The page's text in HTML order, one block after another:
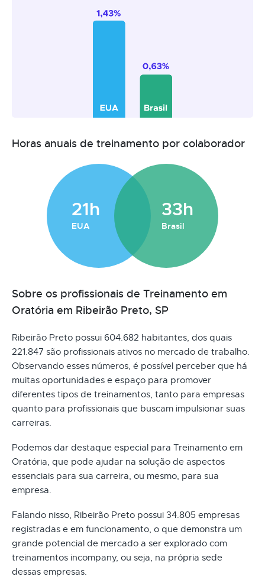
Horas anuais de treinamento por colaborador
21h
EUA
33h
Brasil
Sobre os profissionais de Treinamento em
Oratória em Ribeirão Preto, SP
Ribeirão Preto possui 604.682 habitantes, dos quais
221.847 são profissionais ativos no mercado de trabalho.
Observando esses números, é possível perceber que há
muitas oportunidades e espaço para promover
diferentes tipos de treinamentos, tanto para empresas
quanto para profissionais que buscam impulsionar suas
carreiras.
Podemos dar destaque especial para Treinamento em
Oratória, que pode ajudar na solução de aspectos
essenciais para sua carreira, ou mesmo, para sua
empresa.
Falando nisso, Ribeirão Preto possui 34.805 empresas
registradas e em funcionamento, o que demonstra um
grande potencial de mercado a ser explorado com
treinamentos incompany, ou seja, na própria sede
dessas empresas.